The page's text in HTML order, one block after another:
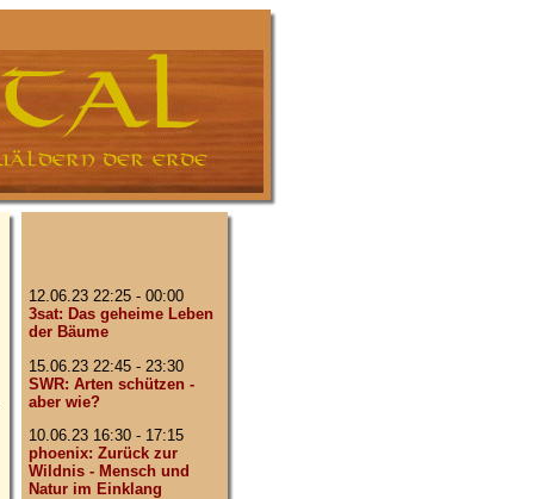
12.06.23 22:25 - 00:00
3sat: Das geheime Leben
der Bäume
15.06.23 22:45 - 23:30
SWR: Arten schützen -
aber wie?
10.06.23 16:30 - 17:15
phoenix: Zurück zur
Wildnis - Mensch und
Natur im Einklang